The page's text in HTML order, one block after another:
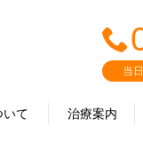
いて 治療案内
当